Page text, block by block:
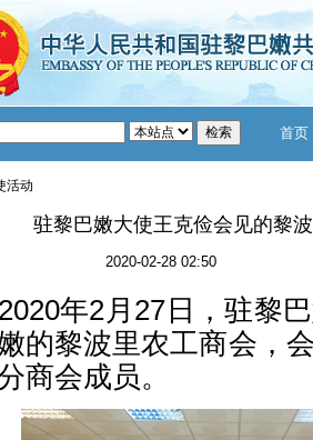
首页
活动
驻黎巴嫩大使王克俭会见的黎
2020-02-28 02:50
年2月27日，驻黎巴
的黎波里农工商会，
商会成员。